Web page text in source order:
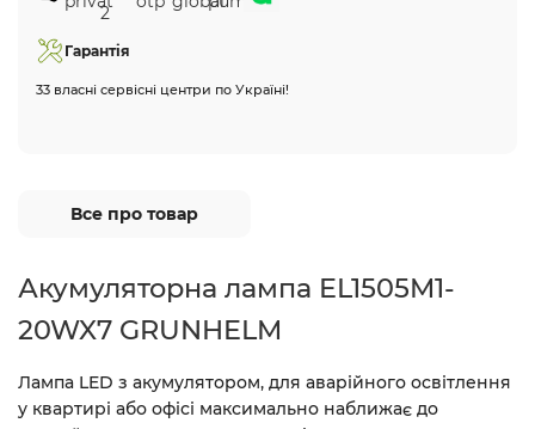
Гарантія
33 власні сервісні центри по Україні!
Все про товар
Акумуляторна лампа EL1505M1-
20WX7 GRUNHELM
Лампа LED з акумулятором, для аварійного освітлення
у квартирі або офісі максимально наближає до